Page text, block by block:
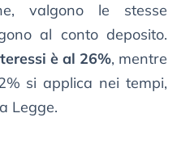
valgono le stesse
al conto deposito.
è al 26%, mentre
si applica nei tempi,
Legge.